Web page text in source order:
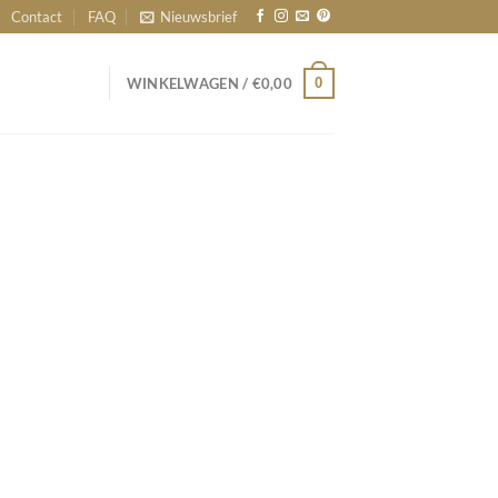
Contact FAQ Nieuwsbrief
WINKELWAGEN / €0,00 0